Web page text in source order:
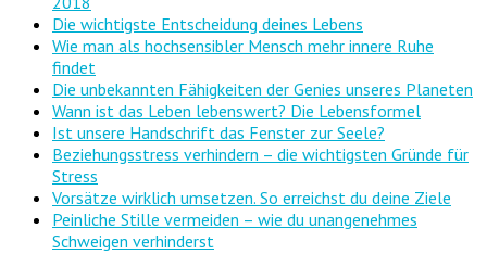
Die wichtigste Entscheidung deines Lebens
Wie man als hochsensibler Mensch mehr innere Ruhe
findet
Die unbekannten Fähigkeiten der Genies unseres Planeten
Wann ist das Leben lebenswert? Die Lebensformel
Ist unsere Handschrift das Fenster zur Seele?
Beziehungsstress verhindern – die wichtigsten Gründe für
Stress
Vorsätze wirklich umsetzen. So erreichst du deine Ziele
Peinliche Stille vermeiden – wie du unangenehmes
Schweigen verhinderst